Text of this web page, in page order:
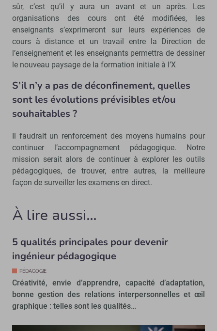
sûr, c’est qu’il y aura un avant et un après. Les
organisations des cours ont été modifiées, les
enseignants s’exprimeront sur leurs expériences de
cours à distance et un travail entre la Direction de
l’enseignement et les enseignants permettra de dessiner
le nouveau paysage de la formation initiale à l’X
S’il n’y a pas de déconfinement, quelles
sont les évolutions prévisibles et/ou
souhaitables ?
Il faudrait un renforcement des moyens humains pour
continuer l’accompagnement pédagogique. Notre
mission serait alors de continuer à explorer les outils
pédagogiques, de trouver, entre autres, la meilleure
façon de surveiller les examens en direct.
À lire aussi…
5 qualités principales pour devenir
ingénieur pédagogique
PÉDAGOGIE
Créativité, envie d’apprendre, capacité d’adaptation,
bonne gestion des relations interpersonnelles et œil
graphique : telles sont les qualités…